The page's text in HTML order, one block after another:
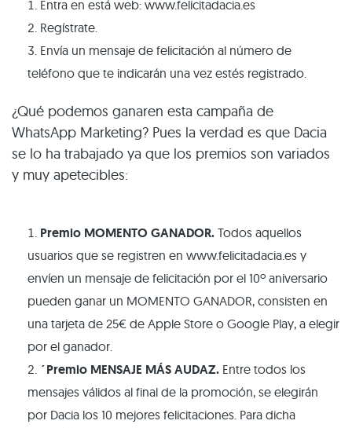
Entra en está web: www.felicitadacia.es
Regístrate.
Envía un mensaje de felicitación al número de
teléfono que te indicarán una vez estés registrado.
¿Qué podemos ganaren esta campaña de
WhatsApp Marketing? Pues la verdad es que Dacia
se lo ha trabajado ya que los premios son variados
y muy apetecibles:
Premio MOMENTO GANADOR. Todos aquellos
usuarios que se registren en www.felicitadacia.es y
envíen un mensaje de felicitación por el 10º aniversario
pueden ganar un MOMENTO GANADOR, consisten en
una tarjeta de 25€ de Apple Store o Google Play, a elegir
por el ganador.
´Premio MENSAJE MÁS AUDAZ. Entre todos los
mensajes válidos al final de la promoción, se elegirán
por Dacia los 10 mejores felicitaciones. Para dicha